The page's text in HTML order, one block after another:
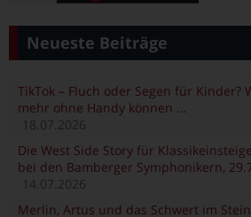
Neueste Beiträge
TikTok – Fluch oder Segen für Kinder?
mehr ohne Handy können …
18.07.2026
Die West Side Story für
bei den Bamberger Symphonikern,
14.07.2026
Merlin, Artus und das Schwert im